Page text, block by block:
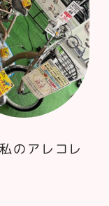
のアレコレ